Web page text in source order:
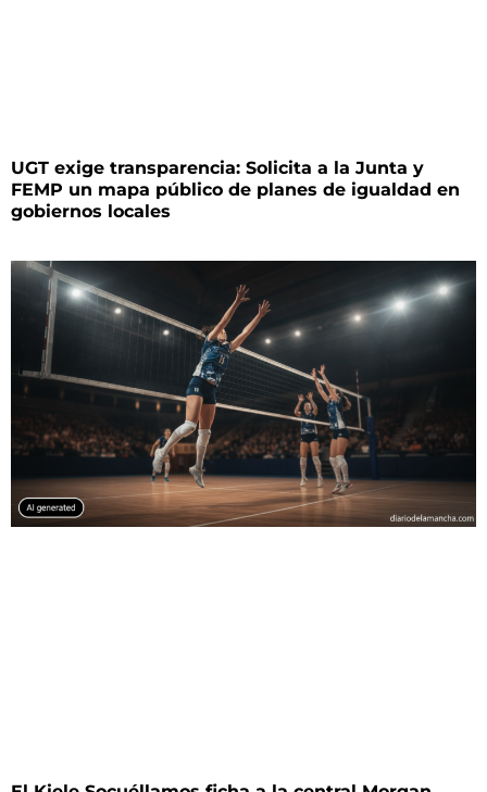
UGT exige transparencia: Solicita a la Junta y
FEMP un mapa público de planes de igualdad en
gobiernos locales